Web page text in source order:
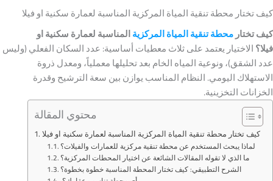
كيف تختار محطة تنقية المياة المركزية المناسبة لعمارة سكنية او فيلا
كيف تختارمحطة تنقية المياة المركزيةالمناسبة لعمارة سكنية او
فيلا؟الاختيار يعتمد على ثلاث معطيات أساسية: عدد السكان الفعلي (وليس
عدد الشقق)، ونوعية المياه الخام بعد تحليلها معملياً، ومعدل ذروة
الاستهلاك اليومي. النظام المناسب يوازن بين سعة الترشيح وقدرة
الخزانات التخزينية.
محتوي المقالة
كيف تختار محطة تنقية المياة المركزية المناسبة لعمارة سكنية او فيلا
لماذا يبحث المستخدم عن محطة تنقية مركزية للعمارات والفيلات؟
ما الذي لا تقوله المقالات الشائعة عن اختيار المحطات المركزية؟
الشرح التطبيقي: كيف تختار المحطة المناسبة خطوة بخطوة؟